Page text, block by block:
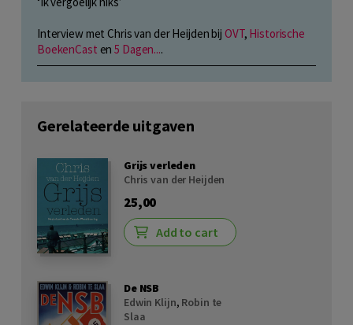
Interview met Chris van der Heijden bij OVT, Historische
BoekenCast en5 Dagen....
Gerelateerde uitgaven
Grijs verleden
Chris van der Heijden
25,00
Add to cart
De NSB
Edwin Klijn, Robin te
Slaa